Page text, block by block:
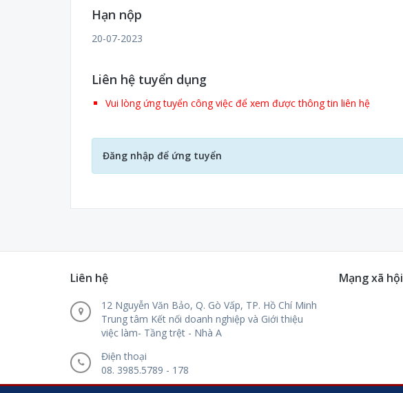
Hạn nộp
20-07-2023
Liên hệ tuyển dụng
Vui lòng ứng tuyển công việc để xem được thông tin liên hệ
Đăng nhập để ứng tuyển
Liên hệ
12 Nguyễn Văn Bảo, Q. Gò Vấp, TP. Hồ Chí Minh
Trung tâm Kết nối doanh nghiệp và Giới thiệu
việc làm- Tầng trệt - Nhà A
Điện thoại
08. 3985.5789 - 178
Mạng xã hội